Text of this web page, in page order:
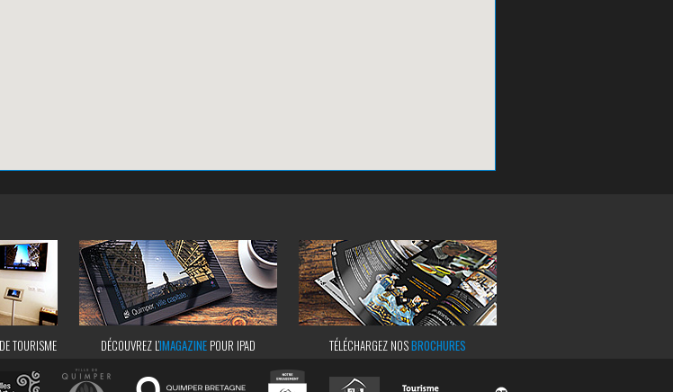
TOURISME DÉCOUVREZ L’IMAGAZINEPOUR IPAD TÉLÉCHARGEZ NOSBROCHURES